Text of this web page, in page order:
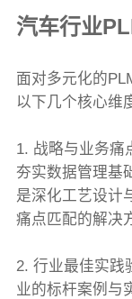
汽车行业
面对多元化的
以下几个核心维
1. 战略与业务
夯实数据管理基
是深化工艺设计
痛点匹配的解决
2. 行业最佳实践
业的标杆案例与